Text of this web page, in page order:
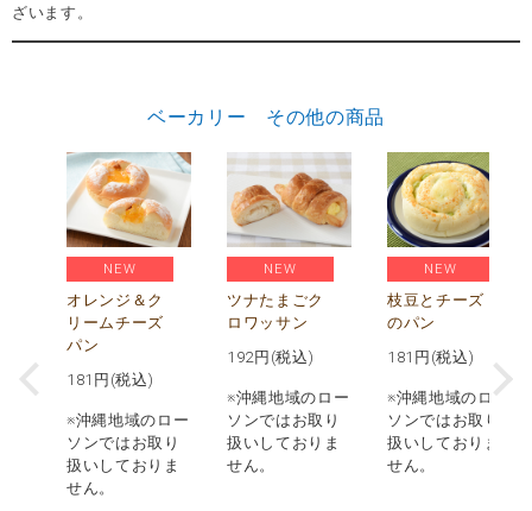
ざいます。
ベーカリー その他の商品
NEW
オレンジ＆ク
リームチーズ
パン
181 円(税込)
※沖縄地域のロー
ソンではお取り
扱いしておりま
せん。
NEW
ツナたまごク
ロワッサン
192 円(税込)
※沖縄地域のロー
ソンではお取り
扱いしておりま
せん。
NEW
枝豆とチーズ
のパン
181 円(税込)
※沖縄地域のロー
ソンではお取り
扱いしておりま
せん。